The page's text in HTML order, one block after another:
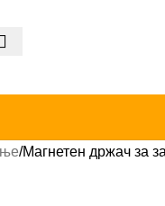
Магнетен држач за